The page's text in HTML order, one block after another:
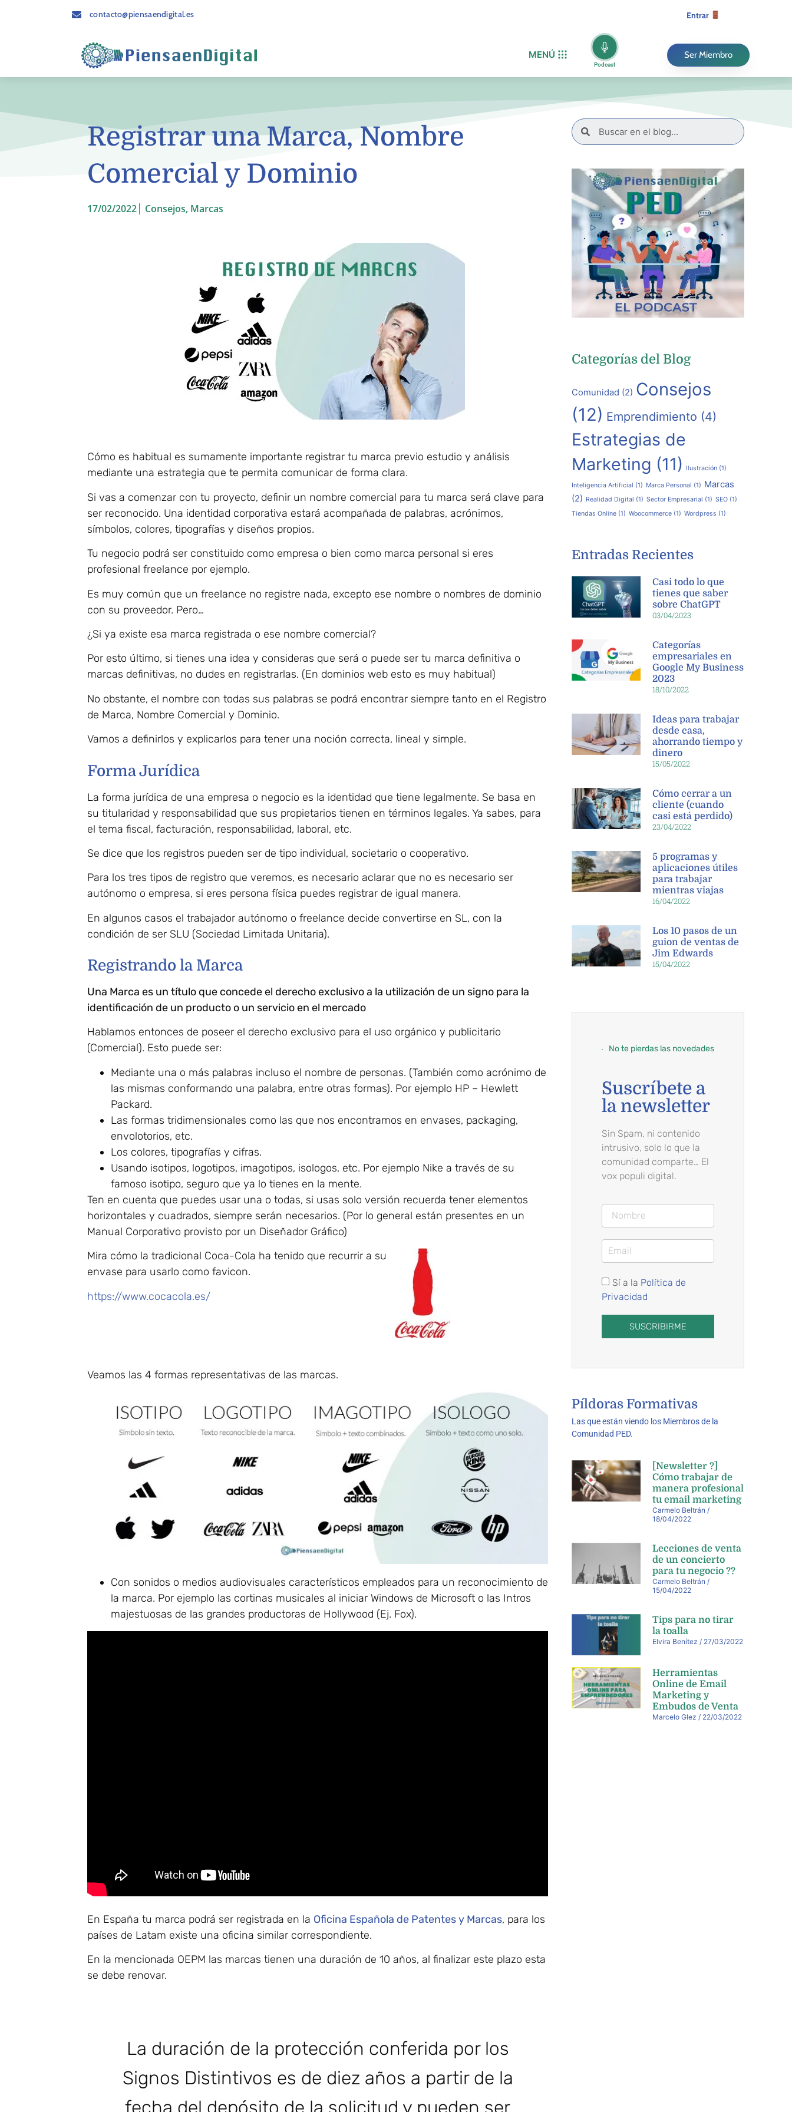
contacto@piensaendigital.es Entrar
MENÚ
Podcast
Ser Miembro
Registrar una Marca, Nombre
Comercial y Dominio
17/02/2022 Consejos, Marcas
Cómo es habitual es sumamente importante registrar tu marca previo estudio y análisis
mediante una estrategia que te permita comunicar de forma clara.
Si vas a comenzar con tu proyecto, definir un nombre comercial para tu marca será clave para
ser reconocido. Una identidad corporativa estará acompañada de palabras, acrónimos,
símbolos, colores, tipografías y diseños propios.
Tu negocio podrá ser constituido como empresa o bien como marca personal si eres
profesional freelance por ejemplo.
Es muy común que un freelance no registre nada, excepto ese nombre o nombres de dominio
con su proveedor. Pero…
¿Si ya existe esa marca registrada o ese nombre comercial?
Por esto último, si tienes una idea y consideras que será o puede ser tu marca definitiva o
marcas definitivas, no dudes en registrarlas. (En dominios web esto es muy habitual)
No obstante, el nombre con todas sus palabras se podrá encontrar siempre tanto en el Registro
de Marca, Nombre Comercial y Dominio.
Vamos a definirlos y explicarlos para tener una noción correcta, lineal y simple.
Forma Jurídica
La forma jurídica de una empresa o negocio es la identidad que tiene legalmente. Se basa en
su titularidad y responsabilidad que sus propietarios tienen en términos legales. Ya sabes, para
el tema fiscal, facturación, responsabilidad, laboral, etc.
Se dice que los registros pueden ser de tipo individual, societario o cooperativo.
Para los tres tipos de registro que veremos, es necesario aclarar que no es necesario ser
autónomo o empresa, si eres persona física puedes registrar de igual manera.
En algunos casos el trabajador autónomo o freelance decide convertirse en SL, con la
condición de ser SLU (Sociedad Limitada Unitaria).
Registrando la Marca
Una Marca es un título que concede el derecho exclusivo a la utilización de un signo para la
identificación de un producto o un servicio en el mercado
Hablamos entonces de poseer el derecho exclusivo para el uso orgánico y publicitario
(Comercial). Esto puede ser:
Mediante una o más palabras incluso el nombre de personas. (También como acrónimo de
las mismas conformando una palabra, entre otras formas). Por ejemplo HP – Hewlett
Packard.
Las formas tridimensionales como las que nos encontramos en envases, packaging,
envolotorios, etc.
Los colores, tipografías y cifras.
Usando isotipos, logotipos, imagotipos, isologos, etc. Por ejemplo Nike a través de su
famoso isotipo, seguro que ya lo tienes en la mente.
Ten en cuenta que puedes usar una o todas, si usas solo versión recuerda tener elementos
horizontales y cuadrados, siempre serán necesarios. (Por lo general están presentes en un
Manual Corporativo provisto por un Diseñador Gráfico)
Mira cómo la tradicional Coca-Cola ha tenido que recurrir a su
envase para usarlo como favicon.
https://www.cocacola.es/
Veamos las 4 formas representativas de las marcas.
Con sonidos o medios audiovisuales característicos empleados para un reconocimiento de
la marca. Por ejemplo las cortinas musicales al iniciar Windows de Microsoft o las Intros
majestuosas de las grandes productoras de Hollywood (Ej. Fox).
En España tu marca podrá ser registrada en la Oficina Española de Patentes y Marcas, para los
países de Latam existe una oficina similar correspondiente.
En la mencionada OEPM las marcas tienen una duración de 10 años, al finalizar este plazo esta
se debe renovar.
La duración de la protección conferida por los
Signos Distintivos es de diez años a partir de la
Categorías del Blog
Comunidad (2) Consejos
(12) Emprendimiento (4)
Estrategias de
Marketing (11) Ilustración (1)
Inteligencia Artificial (1) Marca Personal (1) Marcas
(2) Realidad Digital (1) Sector Empresarial (1) SEO (1)
Tiendas Online (1) Woocommerce (1) Wordpress (1)
Entradas Recientes
Casi todo lo que
tienes que saber
sobre ChatGPT
03/04/2023
Categorías
empresariales en
Google My Business
2023
18/10/2022
Ideas para trabajar
desde casa,
ahorrando tiempo y
dinero
15/05/2022
Cómo cerrar a un
cliente (cuando
casi está perdido)
23/04/2022
5 programas y
aplicaciones útiles
para trabajar
mientras viajas
16/04/2022
Los 10 pasos de un
guion de ventas de
Jim Edwards
15/04/2022
No te pierdas las novedades
Suscríbete a
la newsletter
Sin Spam, ni contenido
intrusivo, solo lo que la
comunidad comparte… El
vox populi digital.
Sí a la Política de
Privacidad
SUSCRIBIRME
Píldoras Formativas
Las que están viendo los Miembros de la
Comunidad PED.
[Newsletter ?]
Cómo trabajar de
manera profesional
tu email marketing
Carmelo Beltrán
18/04/2022
Lecciones de venta
de un concierto
para tu negocio ??
Carmelo Beltrán
15/04/2022
Tips para no tirar
la toalla
Elvira Benítez 27/03/2022
Herramientas
Online de Email
Marketing y
Embudos de Venta
Marcelo Glez 22/03/2022